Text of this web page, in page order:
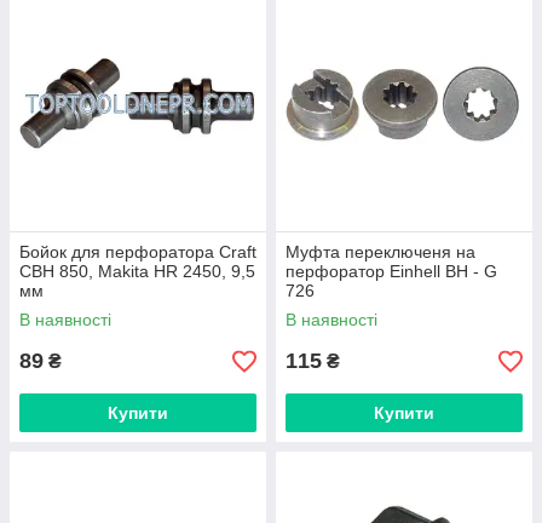
Бойок для перфоратора Craft
CBH 850, Makita HR 2450, 9,5
мм
В наявності
89 ₴
Купити
Муфта переключеня на
перфоратор Einhell BH - G
726
В наявності
115 ₴
Купити